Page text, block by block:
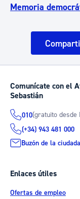
Memoria
Comunícate con el
Sebastián
010(gratuito desde
(+34) 943 481 000
Buzón de la
Enlaces útiles
Ofertas de empleo